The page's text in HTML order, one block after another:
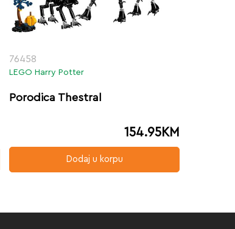
76458
LEGO Harry Potter
Porodica Thestral
154.95KM
Dodaj u korpu